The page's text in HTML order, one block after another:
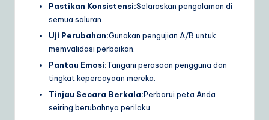
Pastikan Konsistensi:Selaraskan pengalaman di
semua saluran.
Uji Perubahan:Gunakan pengujian A/B untuk
memvalidasi perbaikan.
Pantau Emosi:Tangani perasaan pengguna dan
tingkat kepercayaan mereka.
Tinjau Secara Berkala:Perbarui peta Anda
seiring berubahnya perilaku.